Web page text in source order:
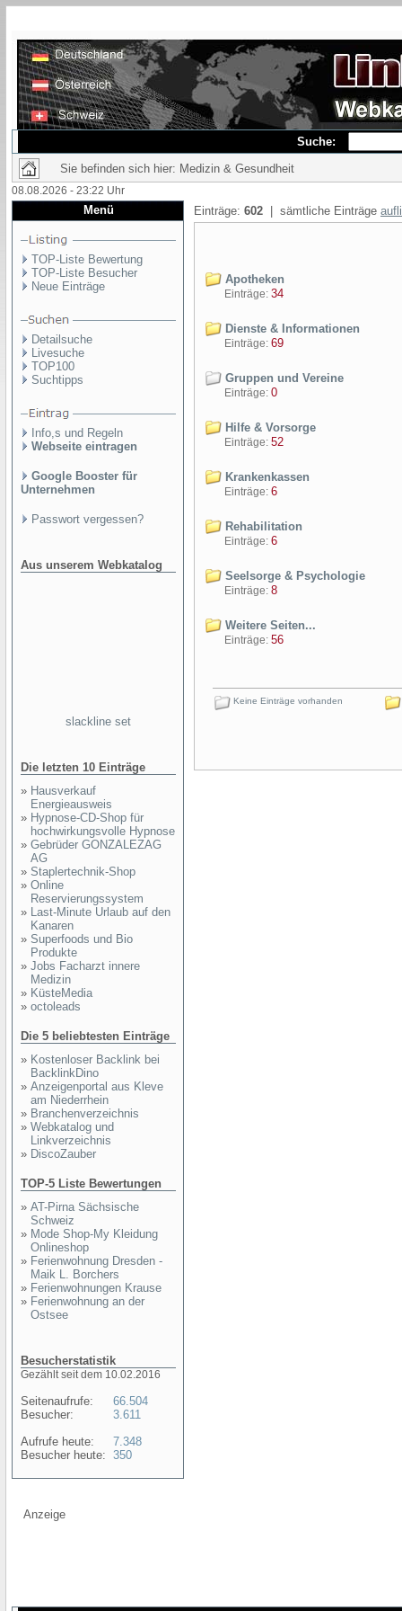
Suche:
Sie befinden sich hier: Medizin & Gesundheit
08.08.2026 - 23:22 Uhr
Menü
TOP-Liste Bewertung
TOP-Liste Besucher
Neue Einträge
Detailsuche
Livesuche
TOP100
Suchtipps
Info,s und Regeln
Webseite eintragen
Google Booster für
Unternehmen
Passwort vergessen?
Aus unserem Webkatalog
slackline set
Die letzten 10 Einträge
» Hausverkauf
Energieausweis
» Hypnose-CD-Shop für
hochwirkungsvolle Hypnose
» Gebrüder GONZALEZAG
AG
» Staplertechnik-Shop
» Online
Reservierungssystem
» Last-Minute Urlaub auf den
Kanaren
» Superfoods und Bio
Produkte
» Jobs Facharzt innere
Medizin
» KüsteMedia
» octoleads
Die 5 beliebtesten Einträge
» Kostenloser Backlink bei
BacklinkDino
» Anzeigenportal aus Kleve
am Niederrhein
» Branchenverzeichnis
» Webkatalog und
Linkverzeichnis
» DiscoZauber
TOP-5 Liste Bewertungen
» AT-Pirna Sächsische
Schweiz
» Mode Shop-My Kleidung
Onlineshop
» Ferienwohnung Dresden -
Maik L. Borchers
» Ferienwohnungen Krause
» Ferienwohnung an der
Ostsee
Besucherstatistik
Gezählt seit dem 10.02.2016
Seitenaufrufe:
Besucher:
Aufrufe heute:
Besucher heute:
66.504
3.611
7.348
350
Einträge: 602 | sämtliche Einträge
Apotheken
Einträge: 34
Dienste & Informationen
Einträge: 69
Gruppen und Vereine
Einträge: 0
Hilfe & Vorsorge
Einträge: 52
Krankenkassen
Einträge: 6
Rehabilitation
Einträge: 6
Seelsorge & Psychologie
Einträge: 8
Weitere Seiten...
Einträge: 56
Keine Einträge vorhanden
Anzeige